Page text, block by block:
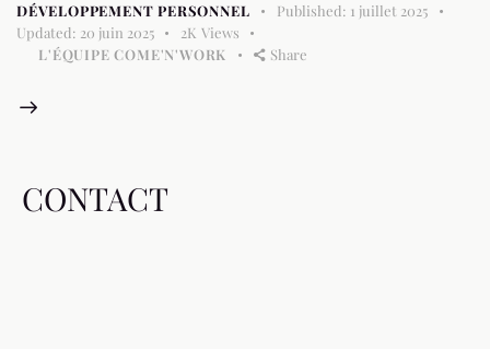
DÉVELOPPEMENT PERSONNEL Published: 1 juillet 2025
Updated: 20 juin 2025 2K Views
L'ÉQUIPE COME'N'WORK
Share
CONTACT